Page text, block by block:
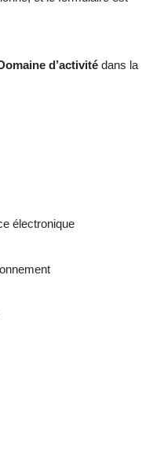
d’activité dans la
électronique